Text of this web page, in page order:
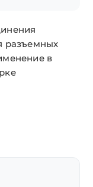
разъемных
в